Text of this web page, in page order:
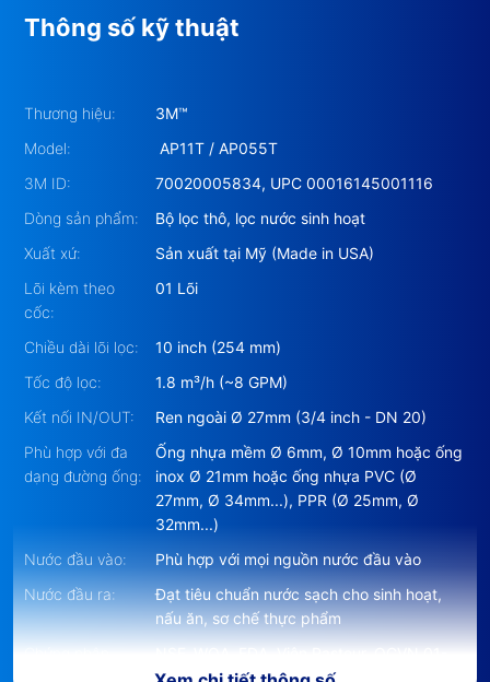
HAPA (hapa.vn ) tự hào là đơn vị phân phối ủy quyềnMáy Lọc
Nước 3M - Made in USAchính hãng với nhiều kỹ thuật viên
chuyên sâu hỗ trợ tư vấn và lắp đặt Bộ Lọc Thô 3M AP055T -
. Hãy liên hệ ngay với chúng tôi để được tư vấn kỹ hơn và
Ở Việt Nam, nguồn nước tự nhiên người dân đang sử dụng
Thông số kỹ thuật
Thương hiệu:
3M™
Model:
AP11T / AP055T
3M ID:
70020005834, UPC 00016145001116
Dòng sản phẩm:
Bộ lọc thô, lọc nước sinh hoạt
Xuất xứ:
Sản xuất tại Mỹ (Made in USA)
Lõi kèm theo
cốc:
01 Lõi
Chiều dài lõi lọc:
10 inch (254 mm)
Tốc độ lọc:
1.8 m³/h (~8 GPM)
Kết nối IN/OUT:
Ren ngoài Ø 27mm (3/4 inch - DN 20)
Phù hợp với đa
dạng đường ống:
Ống nhựa mềm Ø 6mm, Ø 10mm hoặc ống
inox Ø 21mm hoặc ống nhựa PVC (Ø
27mm, Ø 34mm...), PPR (Ø 25mm, Ø
32mm...)
Nước đầu vào:
Phù hợp với mọi nguồn nước đầu vào
Nước đầu ra:
Đạt tiêu chuẩn nước sạch cho sinh hoạt,
nấu ăn, sơ chế thực phẩm
1:2024/BYT